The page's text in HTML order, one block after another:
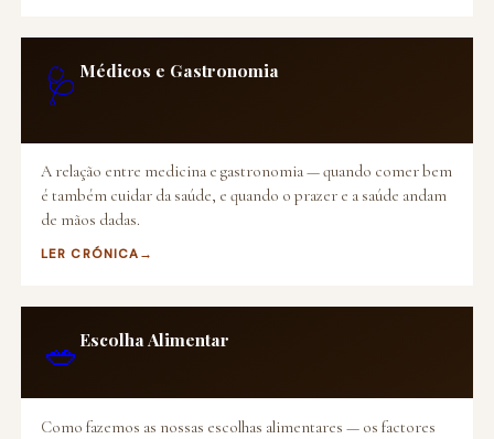
🩺 Médicos e Gastronomia
A relação entre medicina e gastronomia — quando comer bem
é também cuidar da saúde, e quando o prazer e a saúde andam
de mãos dadas.
LER CRÓNICA
🥗 Escolha Alimentar
Como fazemos as nossas escolhas alimentares — os factores